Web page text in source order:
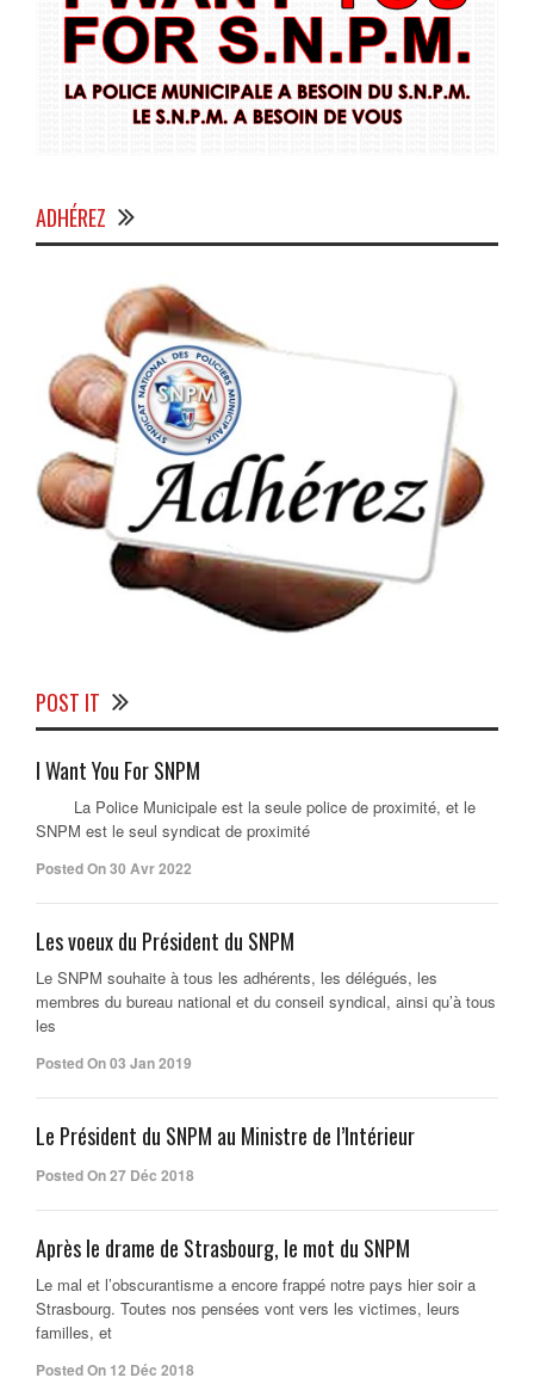
ADHÉREZ
POST IT
I Want You For SNPM
La Police Municipale est la seule police de proximité, et le
SNPM est le seul syndicat de proximité
Posted On 30 Avr 2022
Les voeux du Président du SNPM
Le SNPM souhaite à tous les adhérents, les délégués, les
membres du bureau national et du conseil syndical, ainsi qu’à tous
les
Posted On 03 Jan 2019
Le Président du SNPM au Ministre de l’Intérieur
Posted On 27 Déc 2018
Après le drame de Strasbourg, le mot du SNPM
Le mal et l’obscurantisme a encore frappé notre pays hier soir a
Strasbourg. Toutes nos pensées vont vers les victimes, leurs
familles, et
Posted On 12 Déc 2018